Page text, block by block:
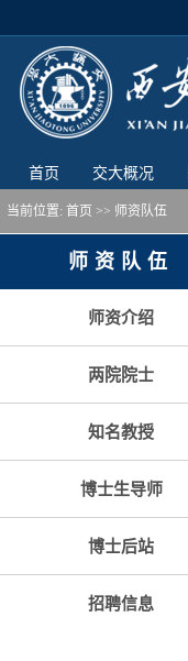
首页 交大概况
当前位置: 首页 >> 师资队伍
师资队伍
师资介绍
两院院士
知名教授
博士生导师
博士后站
招聘信息